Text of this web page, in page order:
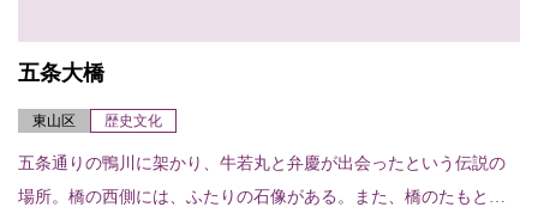
五条大橋
東山区 歴史文化
五条通りの鴨川に架かり、牛若丸と弁慶が出会ったという伝説の
場所。橋の西側には、ふたりの石像がある。また、橋のたもとに